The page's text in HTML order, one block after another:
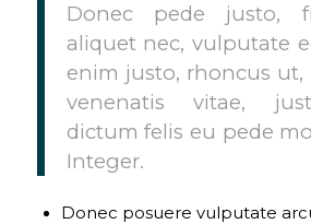
Donec pede justo,
aliquet nec, vulputate
enim justo, rhoncus ut,
venenatis vitae,
dictum felis eu pede
Integer.
Donec posuere vulputate